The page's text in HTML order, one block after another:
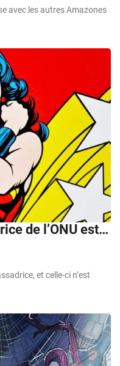
avec les autres Amazones
de l’ONU est…
et celle-ci n’est